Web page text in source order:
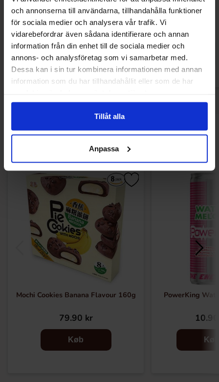
och annonserna till användarna, tillhandahålla funktioner
för sociala medier och analysera vår trafik. Vi
vidarebefordrar även sådana identifierare och annan
information från din enhet till de sociala medier och
annons- och analysföretag som vi samarbetar med.
Dessa kan i sin tur kombinera informationen med annan
information som du har tillhandahållit eller som de har
Tillåt alla
Anpassa
Bubs Ovaler Banana 2.8kg
249.90 kr
Køb
Mini
Andre kunne lide
Mochi Cookies Banana Flavour 160g
79.90 kr
Køb
PowerKing
Køb